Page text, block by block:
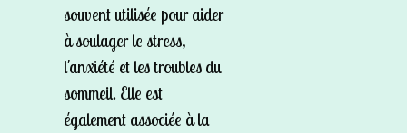
souvent utilisée pour aider
à soulager le stress,
l'anxiété et les troubles du
sommeil. Elle est
également associée à la